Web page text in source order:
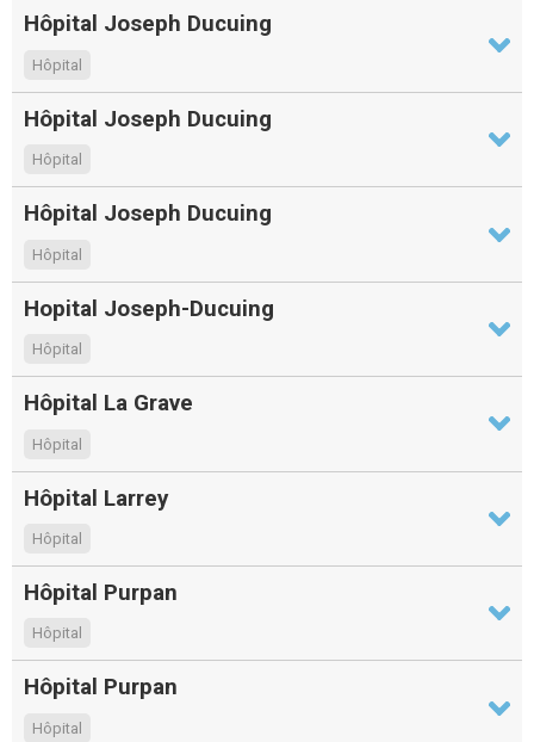
Hôpital Joseph Ducuing
Hôpital
Hôpital Joseph Ducuing
Hôpital
Hôpital Joseph Ducuing
Hôpital
Hopital Joseph-Ducuing
Hôpital
Hôpital La Grave
Hôpital
Hôpital Larrey
Hôpital
Hôpital Purpan
Hôpital
Hôpital Purpan
Hôpital